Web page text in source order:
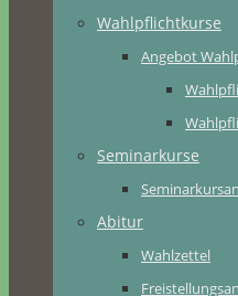
Wahlpflichtkurse
Angebot
Seminarkurse
Abitur
Wahlzettel